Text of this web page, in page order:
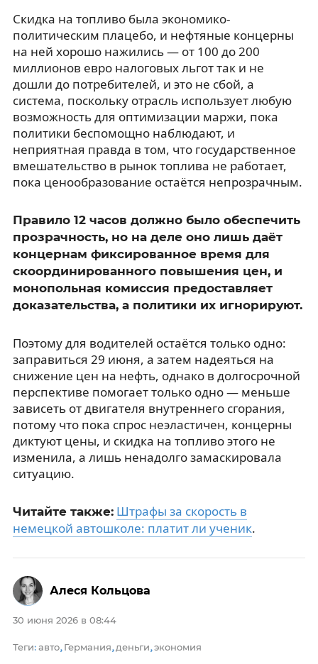
Скидка на топливо была экономико-
политическим плацебо, и нефтяные концерны
на ней хорошо нажились — от 100 до 200
миллионов евро налоговых льгот так и не
дошли до потребителей, и это не сбой, а
система, поскольку отрасль использует любую
возможность для оптимизации маржи, пока
политики беспомощно наблюдают, и
неприятная правда в том, что государственное
вмешательство в рынок топлива не работает,
пока ценообразование остаётся непрозрачным.
Правило 12 часов должно было обеспечить
прозрачность, но на деле оно лишь даёт
концернам фиксированное время для
скоординированного повышения цен, и
монопольная комиссия предоставляет
доказательства, а политики их игнорируют.
Поэтому для водителей остаётся только одно:
заправиться 29 июня, а затем надеяться на
снижение цен на нефть, однако в долгосрочной
перспективе помогает только одно — меньше
зависеть от двигателя внутреннего сгорания,
потому что пока спрос неэластичен, концерны
диктуют цены, и скидка на топливо этого не
изменила, а лишь ненадолго замаскировала
ситуацию.
Читайте также: Штрафы за скорость в
немецкой автошколе: платит ли ученик.
30 июня 2026 в 08:44
Теги: авто, Германия, деньги,экономия
Алеся Кольцова